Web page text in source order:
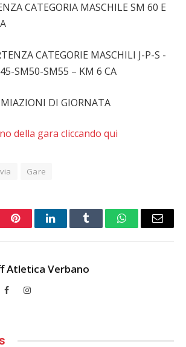
CATEGORIA MASCHILE SM 60 E
CATEGORIE MASCHILI J-P-S -
SM50-SM55 – KM 6 CA
DI GIORNATA
della gara cliccando qui
Gare
PinterestLinkedInTumblr WhatsAppEmail
Atletica Verbano
FacebookInstagram